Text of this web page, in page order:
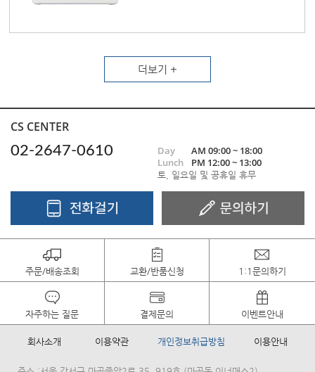
더보기 +
CS CENTER
02-2647-0610
Day
AM 09:00 ~ 18:00
Lunch
PM 12:00 ~ 13:00
토, 일요일 및 공휴일 휴무
주문/배송조회 교환/반품신청 1:1문의하기
자주하는 질문 결제문의 이벤트안내
회사소개 이용약관 개인정보취급방침 이용안내